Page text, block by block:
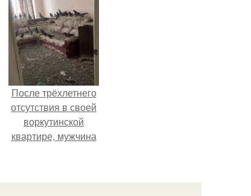
покрытая
молочным
шоколадом.
После трёхлетнего
отсутствия в своей
воркутинской
квартире, мужчина
жилище стало